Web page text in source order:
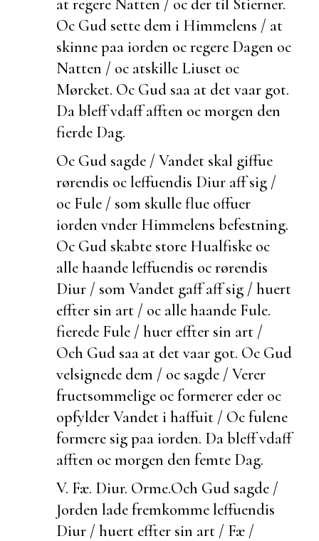
Oc Gud sette dem i Himmelens / at
skinne paa iorden oc regere Dagen oc
Natten / oc atskille Liuset oc
Mørcket. Oc Gud saa at det vaar got.
Da bleff vdaff afften oc morgen den
fierde Dag.
Oc Gud sagde / Vandet skal giffue
rørendis oc leffuendis Diur aff sig /
oc Fule / som skulleflue offuer
iorden vnder Himmelens befestning.
Oc Gud skabte store Hualfiske oc
alle haande leffuendis ocrørendis
Diur / som Vandet gaff aff sig / huert
effter sin art / oc alle haande Fule.
fierede Fule / huer effter sin art /
Och Gud saa at det vaar got. Oc Gud
velsignede dem / oc sagde / Verer
fructsommelige ocformerer eder oc
opfylder Vandet i haffuit / Oc fulene
formere sig paa iorden. Da bleff vdaff
afften oc morgen den femte Dag.
V. Fæ. Diur. Orme.Och Gud sagde /
Jorden lade fremkomme leffuendis
Diur / huert effter sin art / Fæ /